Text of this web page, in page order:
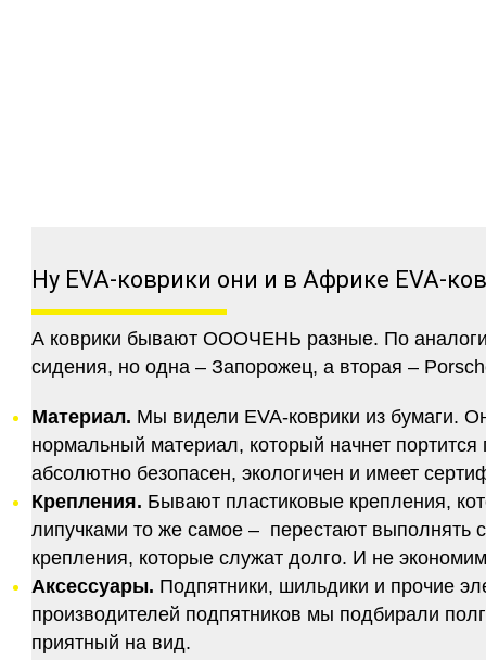
Ну EVA-коврики они и в Африке EVA-
А коврики бывают ОООЧЕНЬ разные. По
сидения, но одна – Запорожец, а вторая –
Материал. Мы видели EVA-коврики из бумаги.
нормальный материал, который начнет
абсолютно безопасен, экологичен и имеет
Крепления. Бывают пластиковые крепления,
липучками то же самое – перестают
крепления, которые служат долго. И не
Аксессуары. Подпятники, шильдики и прочие
производителей подпятников мы подбирали
приятный на вид.